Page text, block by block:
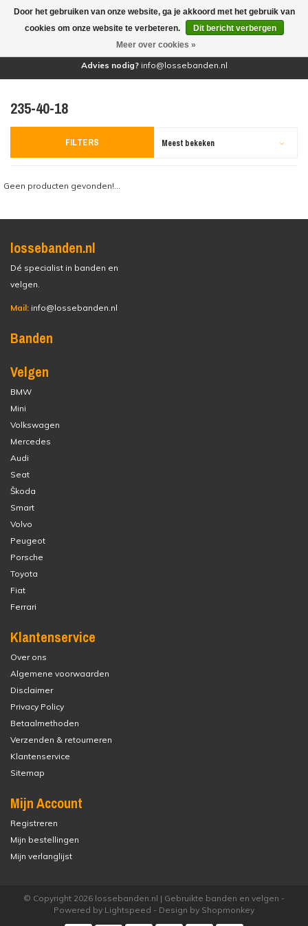
(0)
Advies nodig? info@lossebanden.nl
235-40-18
FILTERS Meest bekeken
Geen producten gevonden!...
lossebanden.nl
Dé specialist in banden en
velgen.
Mail: info@lossebanden.nl
Banden
Velgen
BMW
Mini
Volkswagen
Mercedes
Audi
Seat
Škoda
Smart
Volvo
Peugeot
Porsche
Toyota
Fiat
Ferrari
Klantenservice
Over ons
Algemene voorwaarden
Disclaimer
Privacy Policy
Betaalmethoden
Verzenden & retourneren
Klantenservice
Sitemap
Mijn Account
Registreren
Mijn bestellingen
Mijn verlanglijst
© Copyright 2026 lossebanden.nl | Gebruikte banden en velgen -
Powered by Lightspeed - Design by Shopmonkey
Door het gebruiken van onze website, ga je akkoord met het gebruik van
cookies om onze website te verbeteren.
Dit bericht verbergen
Meer over cookies »